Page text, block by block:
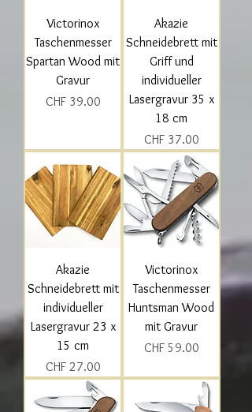
Victorinox
Taschenmesser
Spartan Wood mit
Gravur
Preis
CHF 39.00
Akazie
Schneidebrett mit
Griff und
individueller
Lasergravur 35 x
18 cm
Preis
CHF 37.00
Akazie
Schneidebrett mit
individueller
Lasergravur 23 x
15 cm
Preis
CHF 27.00
Victorinox
Taschenmesser
Huntsman Wood
mit Gravur
Preis
CHF 59.00